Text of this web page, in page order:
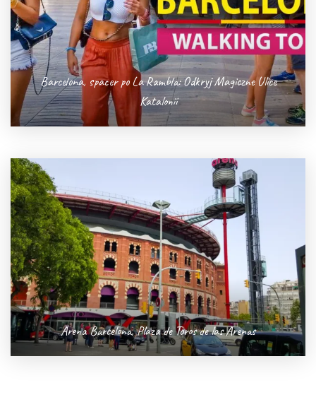
Barcelona, spacer po La Rambla: Odkryj Magiczne Ulice
Katalonii
Arena Barcelona, Plaza de Toros de las Arenas